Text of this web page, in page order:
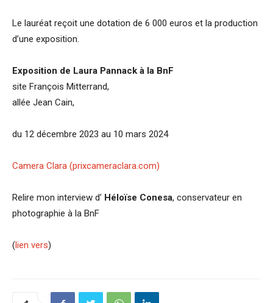
Le lauréat reçoit une dotation de 6 000 euros et la production
d’une exposition.
Exposition de Laura Pannack à la BnF
site François Mitterrand,
allée Jean Cain,
du 12 décembre 2023 au 10 mars 2024
Camera Clara (prixcameraclara.com)
Relire mon interview d’ Héloïse Conesa, conservateur en
photographie à la BnF
(lien vers)